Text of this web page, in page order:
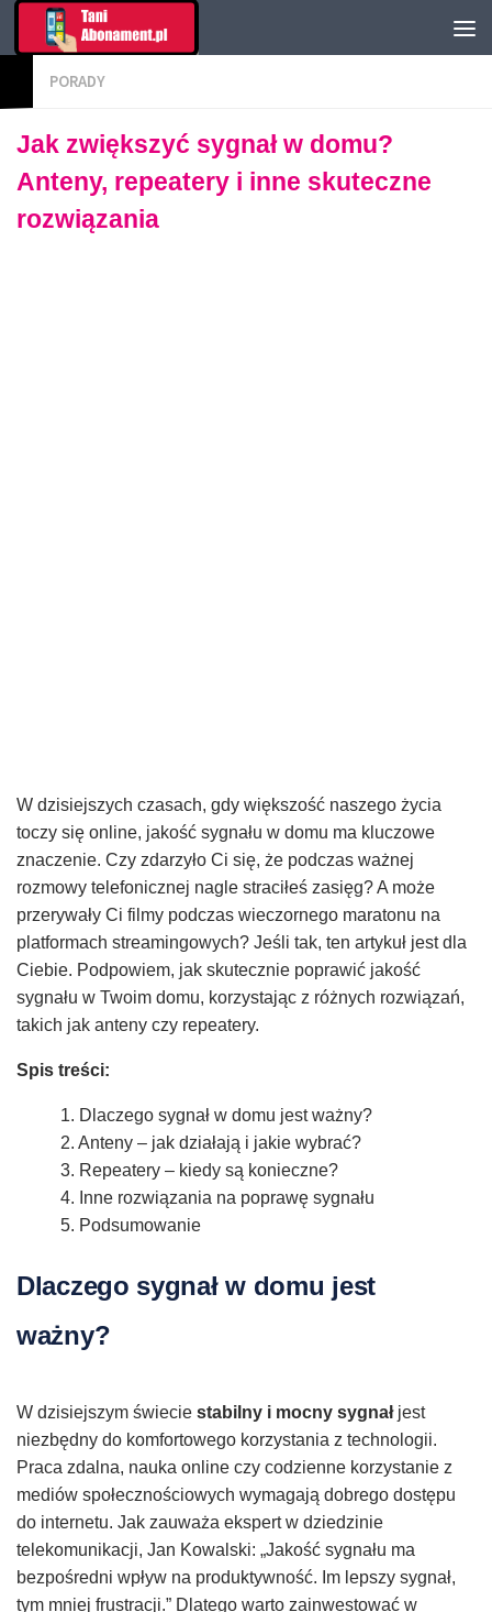
PORADY
Jak zwiększyć sygnał w domu?
Anteny, repeatery i inne skuteczne
rozwiązania
W dzisiejszych czasach, gdy większość naszego życia
toczy się online, jakość sygnału w domu ma kluczowe
znaczenie. Czy zdarzyło Ci się, że podczas ważnej
rozmowy telefonicznej nagle straciłeś zasięg? A może
przerywały Ci filmy podczas wieczornego maratonu na
platformach streamingowych? Jeśli tak, ten artykuł jest dla
Ciebie. Podpowiem, jak skutecznie poprawić jakość
sygnału w Twoim domu, korzystając z różnych rozwiązań,
takich jak anteny czy repeatery.
Spis treści:
1. Dlaczego sygnał w domu jest ważny?
2. Anteny – jak działają i jakie wybrać?
3. Repeatery – kiedy są konieczne?
4. Inne rozwiązania na poprawę sygnału
5. Podsumowanie
Dlaczego sygnał w domu jest
ważny?
W dzisiejszym świecie stabilny i mocny sygnałjest
niezbędny do komfortowego korzystania z technologii.
Praca zdalna, nauka online czy codzienne korzystanie z
mediów społecznościowych wymagają dobrego dostępu
do internetu. Jak zauważa ekspert w dziedzinie
telekomunikacji, Jan Kowalski: „Jakość sygnału ma
bezpośredni wpływ na produktywność. Im lepszy sygnał,
tym mniej frustracji.” Dlatego warto zainwestować w